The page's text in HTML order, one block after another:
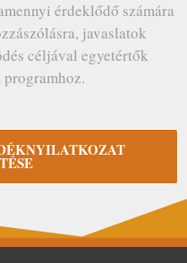
érdeklődő számára
javaslatok
céljával egyetértők